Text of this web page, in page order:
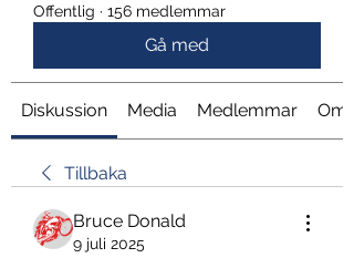
Offentlig · 156 medlemmar
Gå med
Diskussion Media Medlemmar Om
Tillbaka
Bruce Donald
9 juli 2025